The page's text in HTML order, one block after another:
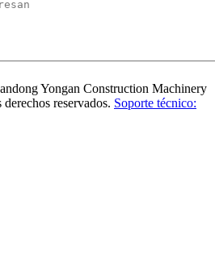
Yongan Construction Machinery
reservados. Soporte técnico: